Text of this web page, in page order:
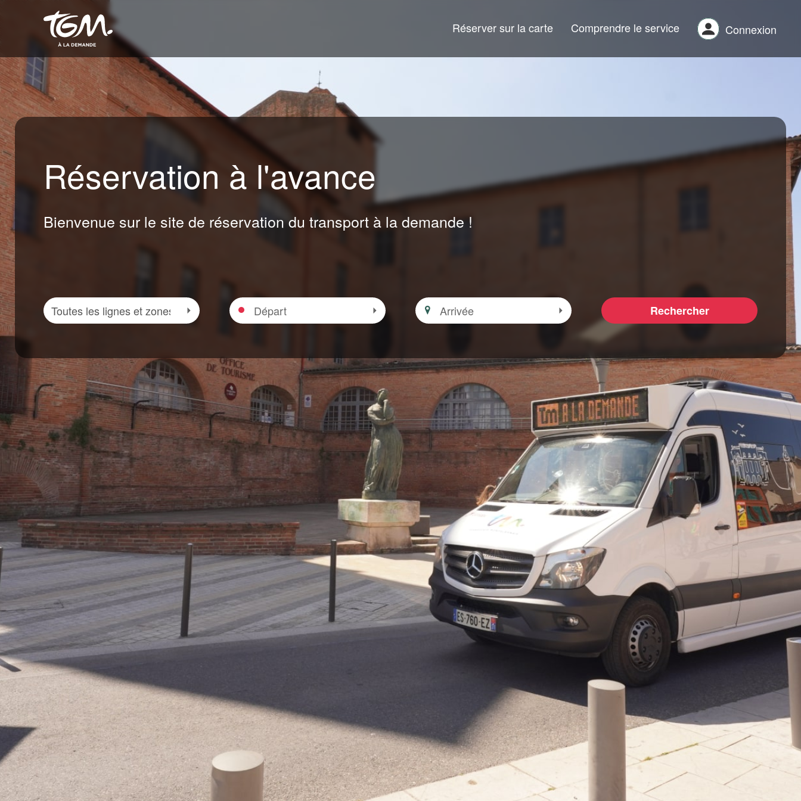
Connexion
Réserver sur la carte Comprendre le service
Réservation à l'avance
Bienvenue sur le site de réservation du transport à la demande !
Zone
Sélectionner la zone
Départ
Sélectionner le départ
Arrivée
Sélectionner l'arrivée
Rechercher